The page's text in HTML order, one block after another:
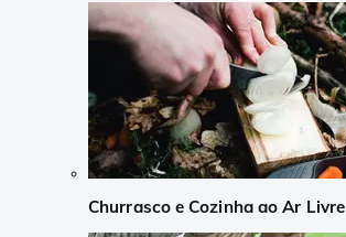
Churrasco e Cozinha ao Ar Livre